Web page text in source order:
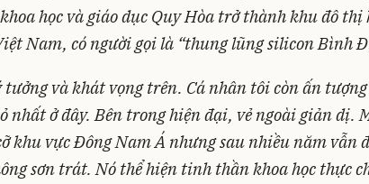
học và giáo dục Quy Hòa trở thành khu đô thị
Nam, có người gọi là “thung lũng silicon Bình
tưởng và khát vọng trên. Cá nhân tôi còn ấn
nhất ở đây. Bên trong hiện đại, vẻ ngoài giản dị.
khu vực Đông Nam Á nhưng sau nhiều năm vẫn
sơn trát. Nó thể hiện tinh thần khoa học thực